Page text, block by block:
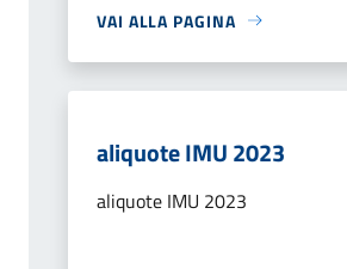
VAI ALLA PAGINA
aliquote IMU 2023
aliquote IMU 2023